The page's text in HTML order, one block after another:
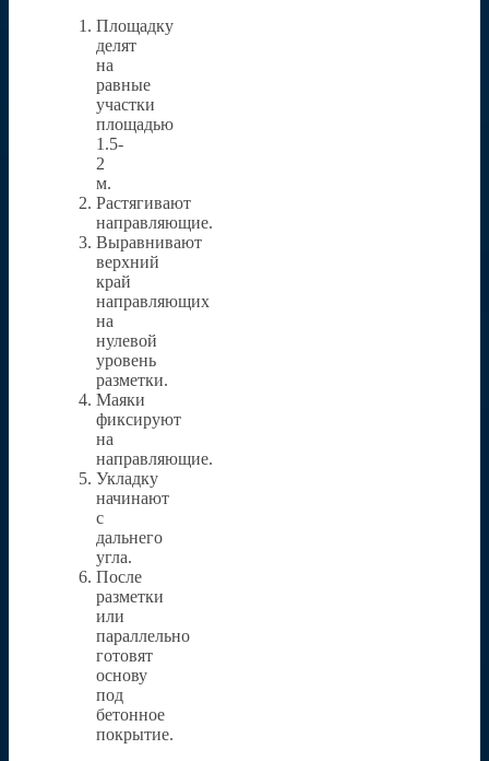
Площадку
делят
на
равные
участки
площадью
1.5-
2
м.
Растягивают
направляющие.
Выравнивают
верхний
край
направляющих
на
нулевой
уровень
разметки.
Маяки
фиксируют
на
направляющие.
Укладку
начинают
с
дальнего
угла.
После
разметки
или
параллельно
готовят
основу
под
бетонное
покрытие.